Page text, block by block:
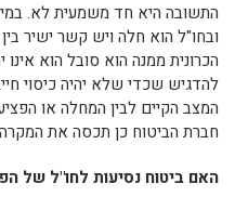
התשובה היא חד משמעית לא.
ובחו"ל הוא חלה ויש קשר ישיר
הכרונית ממנה הוא סובל הוא
להדגיש שכדי שלא יהיה כיסוי
המצב הקיים לבין המחלה או
חברת הביטוח כן תכסה את
האם ביטוח נסיעות לחו"ל של